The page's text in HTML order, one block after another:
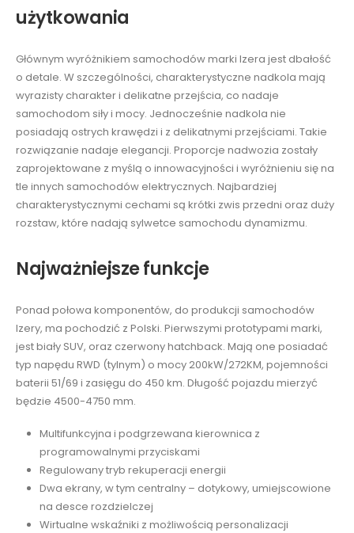
użytkowania
Głównym wyróżnikiem samochodów marki Izera jest dbałość
o detale. W szczególności, charakterystyczne nadkola mają
wyrazisty charakter i delikatne przejścia, co nadaje
samochodom siły i mocy. Jednocześnie nadkola nie
posiadają ostrych krawędzi i z delikatnymi przejściami. Takie
rozwiązanie nadaje elegancji. Proporcje nadwozia zostały
zaprojektowane z myślą o innowacyjności i wyróżnieniu się na
tle innych samochodów elektrycznych. Najbardziej
charakterystycznymi cechami są krótki zwis przedni oraz duży
rozstaw, które nadają sylwetce samochodu dynamizmu.
Najważniejsze funkcje
Ponad połowa komponentów, do produkcji samochodów
Izery, ma pochodzić z Polski. Pierwszymi prototypami marki,
jest biały SUV, oraz czerwony hatchback. Mają one posiadać
typ napędu RWD (tylnym) o mocy 200kW/272KM, pojemności
baterii 51/69 i zasięgu do 450 km. Długość pojazdu mierzyć
będzie 4500-4750 mm.
Multifunkcyjna i podgrzewana kierownica z
programowalnymi przyciskami
Regulowany tryb rekuperacji energii
Dwa ekrany, w tym centralny – dotykowy, umiejscowione
na desce rozdzielczej
Wirtualne wskaźniki z możliwością personalizacji